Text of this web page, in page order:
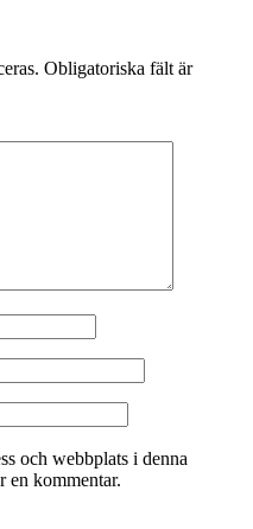
Obligatoriska fält är
och webbplats i denna
en kommentar.